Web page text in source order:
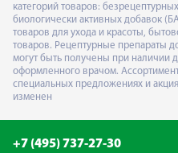
категорий товаров:
биологически активных добавок
товаров для ухода и красоты,
товаров. Рецептурные препараты
могут быть получены при наличии
оформленного врачом.
специальных предложениях и
изменен
+7 (495) 737-27-30